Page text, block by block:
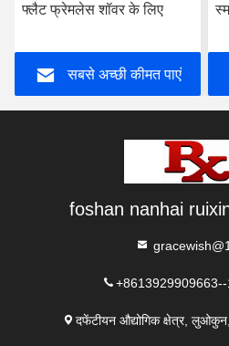
फ्लैट फ्रेमलेस शॉवर के लिए
सबसे अच्छी कीमत पाएं
foshan nanhai
दफेंटीयन औद्योगिक क्षेत्र,